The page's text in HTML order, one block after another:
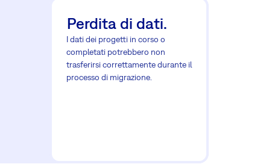
Perdita di dati.
I dati dei progetti in corso o
completati potrebbero non
trasferirsi correttamente durante il
processo di migrazione.